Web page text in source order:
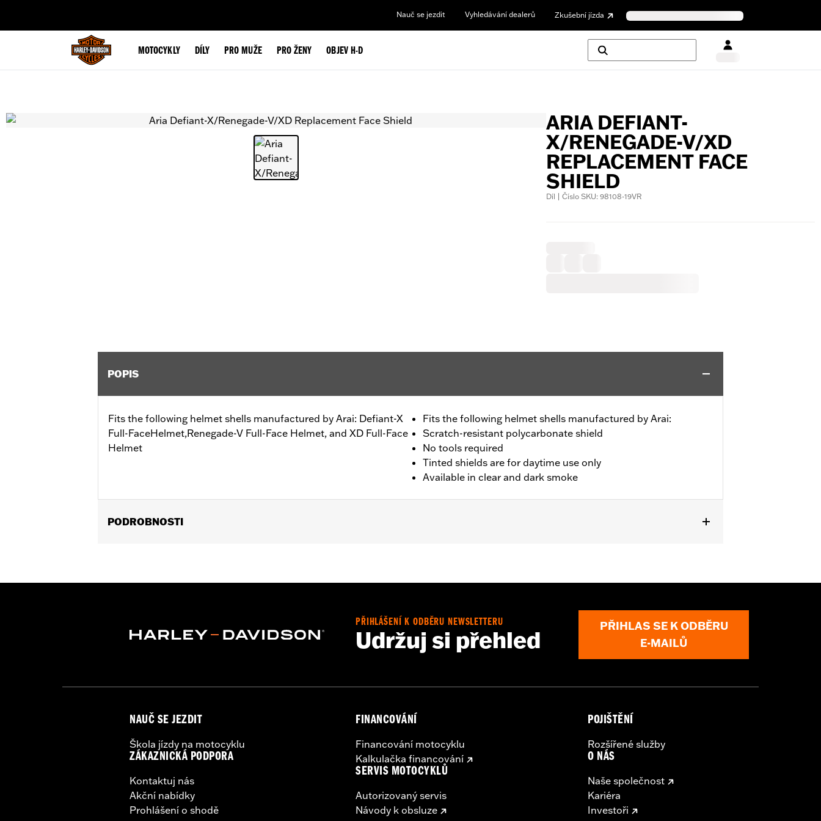
Nauč se jezdit Vyhledávání dealerů Zkušební jízda
MOTOCYKLY DÍLY PRO MUŽE PRO ŽENY OBJEV H-D
ARIA DEFIANT-
X/RENEGADE-V/XD
REPLACEMENT FACE
SHIELD
Díl | Číslo SKU: 98108-19VR
POPIS
Fits the following helmet shells manufactured by Arai: Defiant-X
Full-FaceHelmet,Renegade-V Full-Face Helmet, and XD Full-Face
Helmet
Fits the following helmet shells manufactured by Arai:
Scratch-resistant polycarbonate shield
No tools required
Tinted shields are for daytime use only
Available in clear and dark smoke
PODROBNOSTI
WARRANTY:1 year limited warranty – Go towww.h-d.com/warrantyfor full details
PŘIHLÁŠENÍ K ODBĚRU NEWSLETTERU
Udržuj si přehled
PŘIHLAS SE K ODBĚRU
E-MAILŮ
NAUČ SE JEZDIT
Škola jízdy na motocyklu
ZÁKAZNICKÁ PODPORA
Kontaktuj nás
Akční nabídky
Prohlášení o shodě
FINANCOVÁNÍ
Financování motocyklu
Kalkulačka financování
SERVIS MOTOCYKLŮ
Autorizovaný servis
Návody k obsluze
POJIŠTĚNÍ
Rozšířené služby
O NÁS
Naše společnost
Kariéra
Investoři